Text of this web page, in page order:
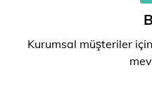
Kurumsal müşteriler